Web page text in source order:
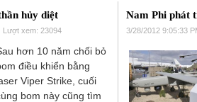
hủy diệt
Lượt xem: 23094
hơn 10 năm chối bỏ
điều khiển bằng
Viper Strike, cuối
bom này cũng tìm
Nam Phi phát
3/28/2012 9:05:33